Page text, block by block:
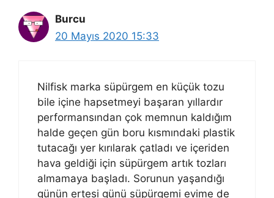
Burcu
20 Mayıs 2020 15:33
Nilfisk marka süpürgem en küçük tozu
bile içine hapsetmeyi başaran yıllardır
performansından çok memnun kaldığım
halde geçen gün boru kısmındaki plastik
tutacağı yer kırılarak çatladı ve içeriden
hava geldiği için süpürgem artık tozları
almamaya başladı. Sorunun yaşandığı
günün ertesi günü süpürgemi evime de